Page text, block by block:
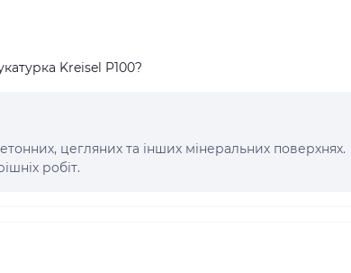
Kreisel P100?
цегляних та інших мінеральних поверхнях.
робіт.